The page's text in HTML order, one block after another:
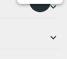

